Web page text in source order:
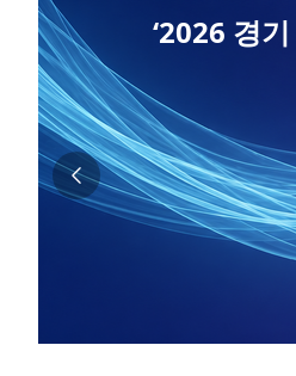
AI 스타트